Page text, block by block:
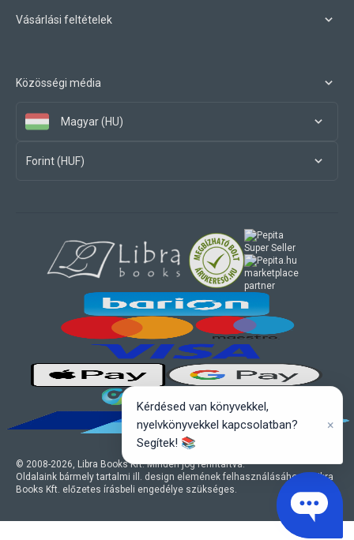
Vásárlási feltételek
Közösségi média
Magyar (HU)
Forint (HUF)
© 2008-2026, Libra Books Kft. Minden jog fenntartva.
Oldalaink bármely tartalmi ill. design elemének felhasználásához a Libra
Books Kft. előzetes írásbeli engedélye szükséges.
marketplace
partner
Kérdésed van könyvekkel,
nyelvkönyvekkel kapcsolatban?
Segítek! 📚
×